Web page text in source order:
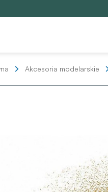
segmentów2
Akcesoria modelarskie